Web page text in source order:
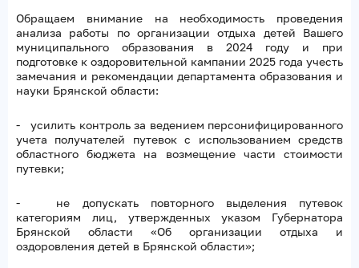
Обращаем внимание на необходимость проведения
анализа работы по организации отдыха детей Вашего
муниципального образования в 2024 году и при
подготовке к оздоровительной кампании 2025 года учесть
замечания и рекомендации департамента образования и
науки Брянской области:
- усилить контроль за ведением персонифицированного
учета получателей путевок с использованием средств
областного бюджета на возмещение части стоимости
путевки;
- не допускать повторного выделения путевок
категориям лиц, утвержденных указом Губернатора
Брянской области «Об организации отдыха и
оздоровления детей в Брянской области»;